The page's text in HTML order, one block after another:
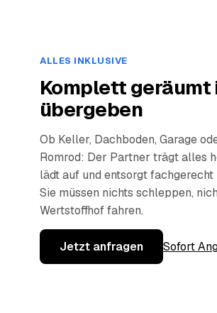
ALLES INKLUSIVE
Komplett geräumt
übergeben
Ob Keller, Dachboden, Garage
Romrod: Der Partner trägt alles
lädt auf und entsorgt
Sie müssen nichts schleppen,
Wertstoffhof fahren.
Jetzt anfragen Sofort